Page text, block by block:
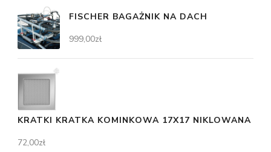
FISCHER BAGAŻNIK NA DACH
999,00zł
KRATKI KRATKA KOMINKOWA 17X17 NIKLOWANA
72,00zł